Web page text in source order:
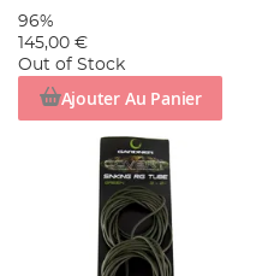
96%
145,00 €
Out of Stock
Ajouter Au Panier